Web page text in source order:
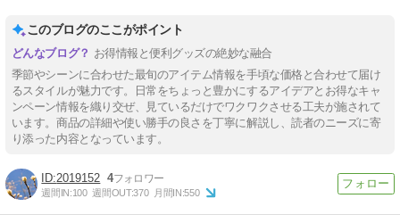
このブログのここがポイント
お得情報と便利グッズの絶妙な融合
季節やシーンに合わせた最旬のアイテム情報を手頃な価格と合わせて届け
るスタイルが魅力です。日常をちょっと豊かにするアイデアとお得なキャ
ンペーン情報を織り交ぜ、見ているだけでワクワクさせる工夫が施されて
います。商品の詳細や使い勝手の良さを丁寧に解説し、読者のニーズに寄
り添った内容となっています。
2019152 4
週間IN:100 週間OUT:370 月間IN:550